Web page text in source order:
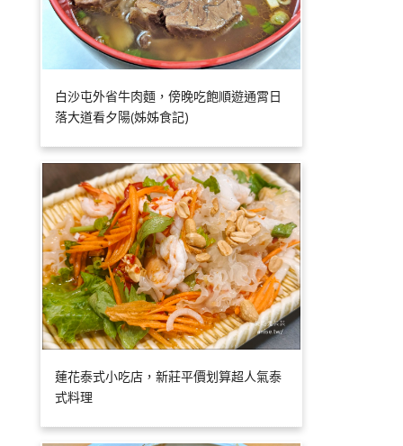
白沙屯外省牛肉麵，傍晚吃飽順遊通霄日
落大道看夕陽(姊姊食記)
蓮花泰式小吃店，新莊平價划算超人氣泰
式料理